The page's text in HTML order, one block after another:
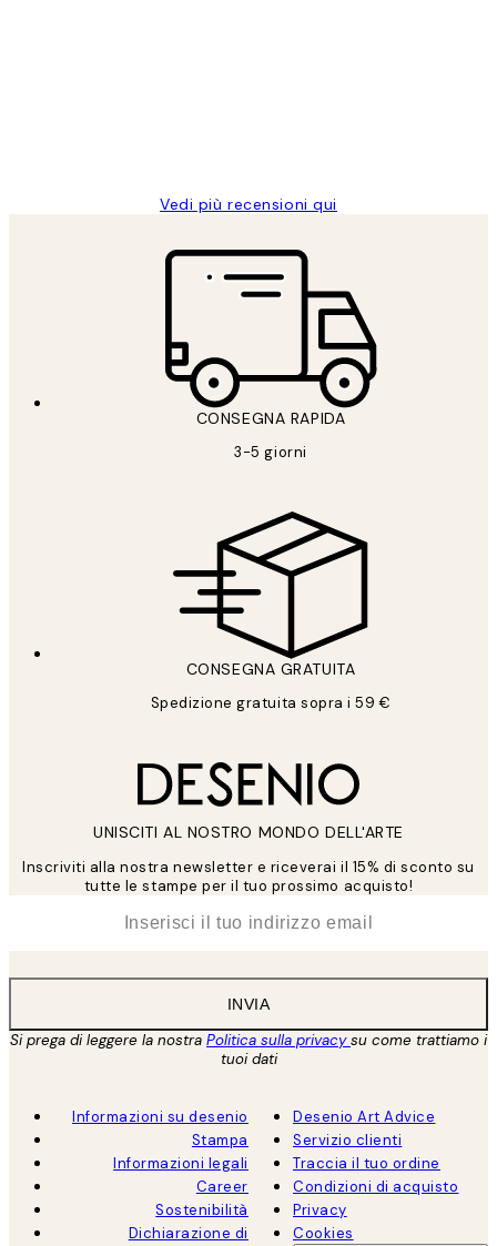
Vedi più recensioni qui
CONSEGNA RAPIDA
3-5 giorni
CONSEGNA GRATUITA
Spedizione gratuita sopra i 59 €
UNISCITI AL NOSTRO MONDO DELL'ARTE
Inscriviti alla nostra newsletter e riceverai il 15% di sconto su
tutte le stampe per il tuo prossimo acquisto!
INVIA
Si prega di leggere la nostra Politica sulla privacysu come trattiamo i
tuoi dati
Informazioni su desenio
Stampa
Informazioni legali
Career
Sostenibilità
Dichiarazione di
Desenio Art Advice
Servizio clienti
Traccia il tuo ordine
Condizioni di acquisto
Privacy
Cookies